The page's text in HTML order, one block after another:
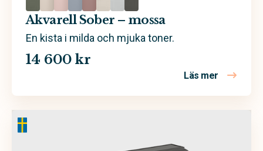
Akvarell Sober – mossa
En kista i milda och mjuka toner.
14 600 kr
Läs mer om